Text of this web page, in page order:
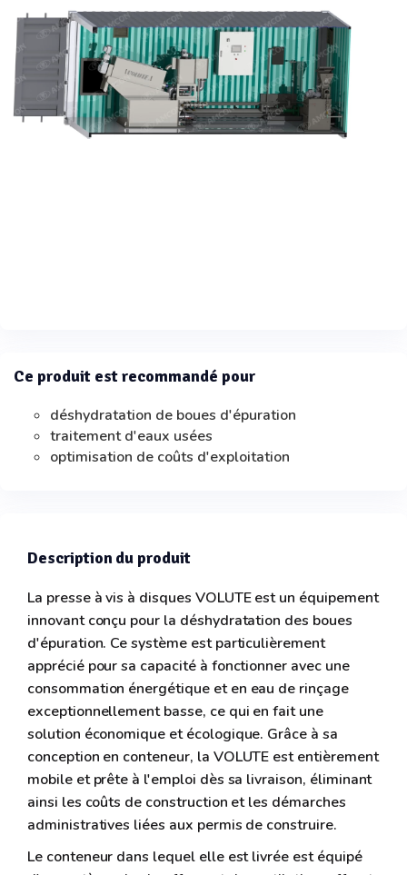
Ce produit est recommandé pour
déshydratation de boues d'épuration
traitement d'eaux usées
optimisation de coûts d'exploitation
Description du produit
La presse à vis à disques VOLUTE est un équipement
innovant conçu pour la déshydratation des boues
d'épuration. Ce système est particulièrement
apprécié pour sa capacité à fonctionner avec une
consommation énergétique et en eau de rinçage
exceptionnellement basse, ce qui en fait une
solution économique et écologique. Grâce à sa
conception en conteneur, la VOLUTE est entièrement
mobile et prête à l'emploi dès sa livraison, éliminant
ainsi les coûts de construction et les démarches
administratives liées aux permis de construire.
Le conteneur dans lequel elle est livrée est équipé